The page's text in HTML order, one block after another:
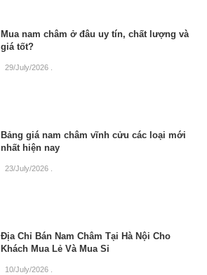
Mua nam châm ở đâu uy tín, chất lượng và
giá tốt?
29/July/2026
Bảng giá nam châm vĩnh cửu các loại mới
nhất hiện nay
23/July/2026
Địa Chỉ Bán Nam Châm Tại Hà Nội Cho
Khách Mua Lẻ Và Mua Sỉ
10/July/2026 .